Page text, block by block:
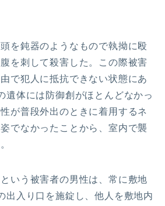
を鈍器のようなもので執拗に殴
を刺して殺害した。この際被害
で犯人に抵抗できない状態にあ
遺体には防御創がほとんどなかっ
が普段外出のときに着用するネ
でなかったことから、室内で襲
いう被害者の男性は、常に敷地
出入り口を施錠し、他人を敷地内